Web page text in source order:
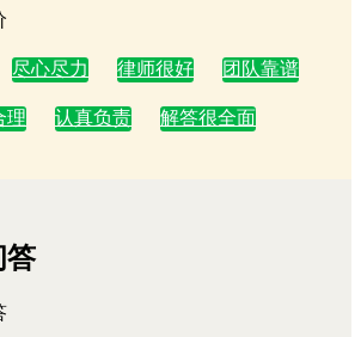
尽心尽力 律师很好 团队靠谱
理 认真负责 解答很全面
答